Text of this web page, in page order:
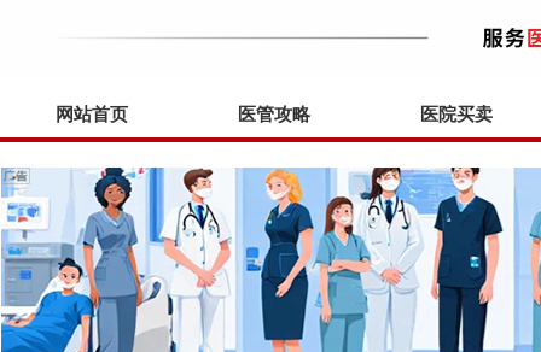
网站首页 医管攻略 医院买卖